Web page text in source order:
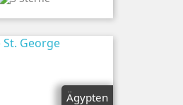
Ägypten